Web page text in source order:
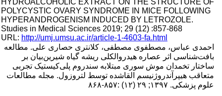
HYDROALCOHOLIC EXTRACT ON THE STRUCTURE OF
POLYCYSTIC OVARY SYNDROME IN MICE FOLLOWING
HYPERANDROGENISM INDUCED BY LETROZOLE.
Studies in Medical Sciences 2019; 29 (12) :857-868
URL:http://umj.umsu.ac.ir/article-1-4603-fa.html
احمدی عباس، مصطفوی مصطفی، کلانتری حصاری علی. مطالعه
بافت‌شناسی اثر عصاره هیدروالکلی ریشه گیاه شیرین‌بیان بر
ساختار تخمدان موش سوری مبتلابه سندروم پلی‌کیستیک تجربی
متعاقب هیپرآندروژنیسم القاشده توسط لتروزول. مجله مطالعات
علوم پزشکی. ۱۳۹۷; ۲۹ (۱۲) :۸۵۷-۸۶۸